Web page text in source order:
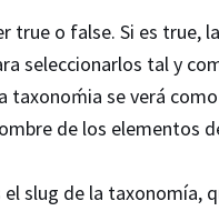
true o false. Si es true,
seleccionarlos tal y
taxonoḿia se verá
de los elementos
slug de la taxonomía,